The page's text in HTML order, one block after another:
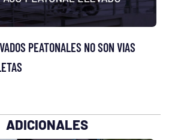
PEATONALES NO SON VIAS
ADICIONALES